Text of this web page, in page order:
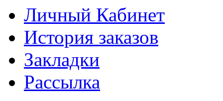
Личный Кабинет
История заказов
Закладки
Рассылка